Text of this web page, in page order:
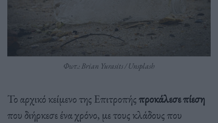
Φωτ.: Brian Yurasits / Unsplash
Το αρχικό κείμενο της Επιτροπήςπροκάλεσε πίεση
που διήρκεσε ένα χρόνο, με τους κλάδους που